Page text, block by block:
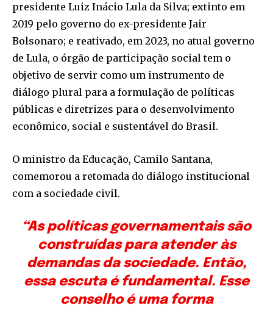
presidente Luiz Inácio Lula da Silva; extinto em
2019 pelo governo do ex-presidente Jair
Bolsonaro; e reativado, em 2023, no atual governo
de Lula, o órgão de participação social tem o
objetivo de servir como um instrumento de
diálogo plural para a formulação de políticas
públicas e diretrizes para o desenvolvimento
econômico, social e sustentável do Brasil.
O ministro da Educação, Camilo Santana,
comemorou a retomada do diálogo institucional
com a sociedade civil.
“As políticas governamentais são
construídas para atender às
demandas da sociedade. Então,
essa escuta é fundamental. Esse
conselho é uma forma